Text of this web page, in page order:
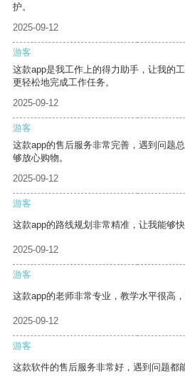
护。
2025-09-12
游客
这款app是我工作上的得力助手，让我的
更轻松地完成工作任务。
2025-09-12
游客
这款app的售后服务非常完善，遇到问题
够放心购物。
2025-09-12
游客
这款app的路线规划非常精准，让我能够快
2025-09-12
游客
这款app的老师非常专业，教学水平很高
2025-09-12
游客
这款软件的售后服务非常好，遇到问题都